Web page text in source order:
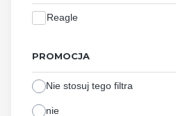
MarkaReagle
PROMOCJA
Nie stosuj tego filtra
nie